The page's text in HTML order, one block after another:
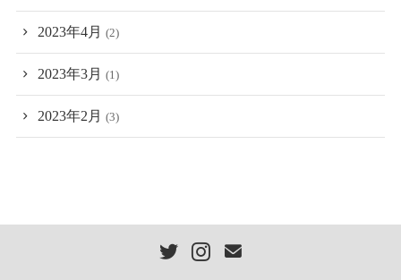
2023年4月 (2)
2023年3月 (1)
2023年2月 (3)